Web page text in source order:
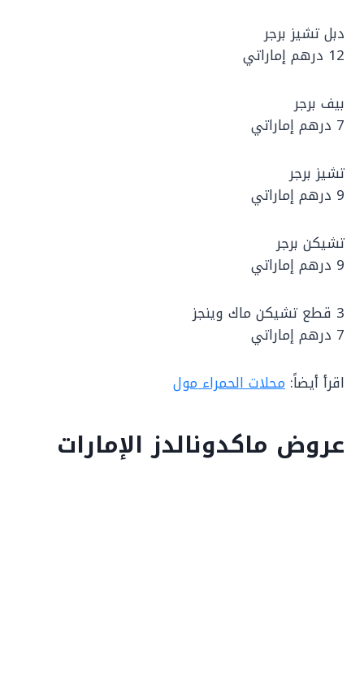
دبل تشيز برجر
12 درهم إماراتي
بيف برجر
7 درهم إماراتي
تشيز برجر
9 درهم إماراتي
تشيكن برجر
9 درهم إماراتي
3 قطع تشيكن ماك وينجز
7 درهم إماراتي
اقرأ أيضاً: محلات الحمراء مول
عروض ماكدونالدز الإمارات